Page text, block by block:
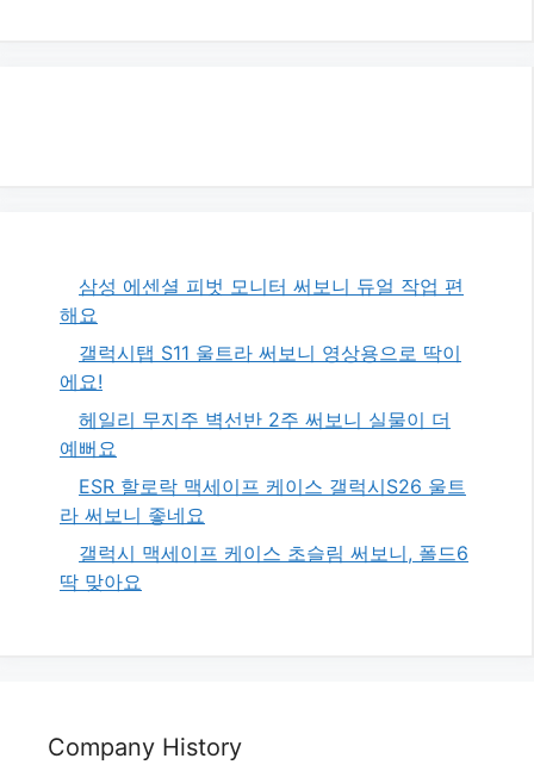
삼성 에센셜 피벗 모니터 써보니 듀얼 작업 편
해요
갤럭시탭 S11 울트라 써보니 영상용으로 딱이
에요!
헤일리 무지주 벽선반 2주 써보니 실물이 더
예뻐요
ESR 할로락 맥세이프 케이스 갤럭시S26 울트
라 써보니 좋네요
갤럭시 맥세이프 케이스 초슬림 써보니, 폴드6
딱 맞아요
Company History